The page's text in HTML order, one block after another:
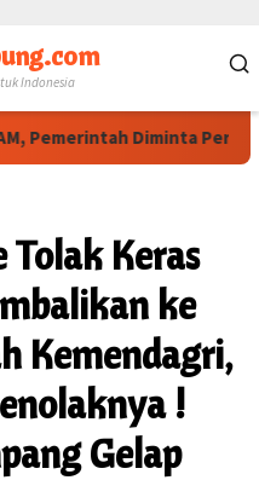
Indonesia
Diminta Perluas
Keras
ke
Kemendagri,
!
Gelap